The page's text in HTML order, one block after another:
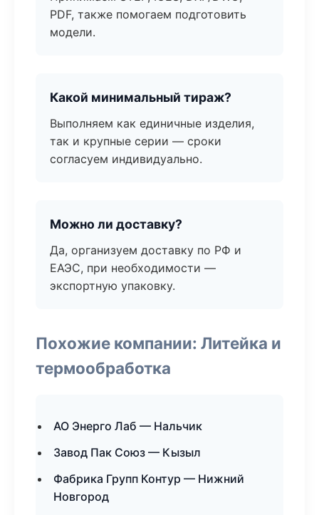
PDF, также помогаем подготовить
модели.
Какой минимальный тираж?
Выполняем как единичные изделия,
так и крупные серии — сроки
согласуем индивидуально.
Можно ли доставку?
Да, организуем доставку по РФ и
ЕАЭС, при необходимости —
экспортную упаковку.
Похожие компании: Литейка и
термообработка
АО Энерго Лаб — Нальчик
Завод Пак Союз — Кызыл
Фабрика Групп Контур — Нижний
Новгород